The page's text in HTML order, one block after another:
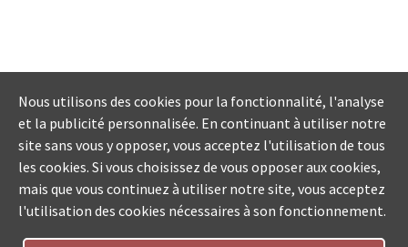
Nous utilisons des cookies pour la fonctionnalité, l'analyse
et la publicité personnalisée. En continuant à utiliser notre
site sans vous y opposer, vous acceptez l'utilisation de tous
les cookies. Si vous choisissez de vous opposer aux cookies,
mais que vous continuez à utiliser notre site, vous acceptez
l'utilisation des cookies nécessaires à son fonctionnement.